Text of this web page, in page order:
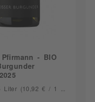
- BIO
Liter
(10,92 € / 1 Liter)